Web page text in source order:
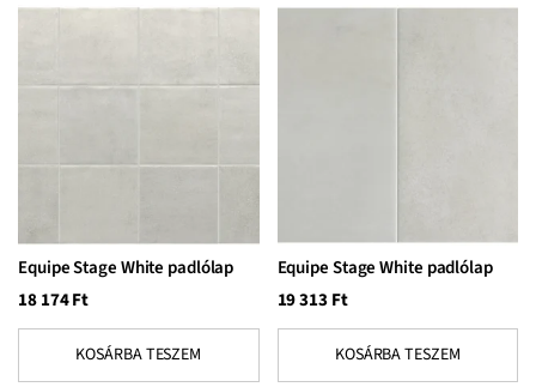
Equipe Stage White padlólap
18 174Ft
KOSÁRBA TESZEM
Equipe Stage White padlólap
19 313Ft
KOSÁRBA TESZEM